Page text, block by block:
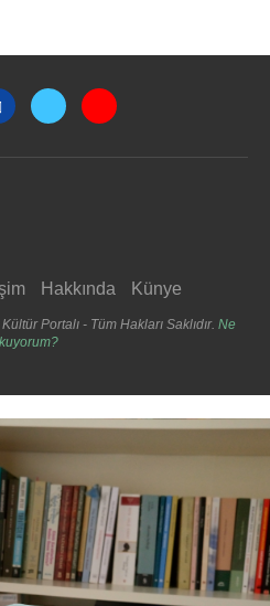
Hakkında Künye
Portalı - Tüm Hakları Saklıdır. Ne